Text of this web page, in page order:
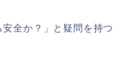
全か？」と疑問を持つ